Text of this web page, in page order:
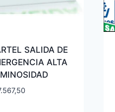
SALIDA DE
ALTA